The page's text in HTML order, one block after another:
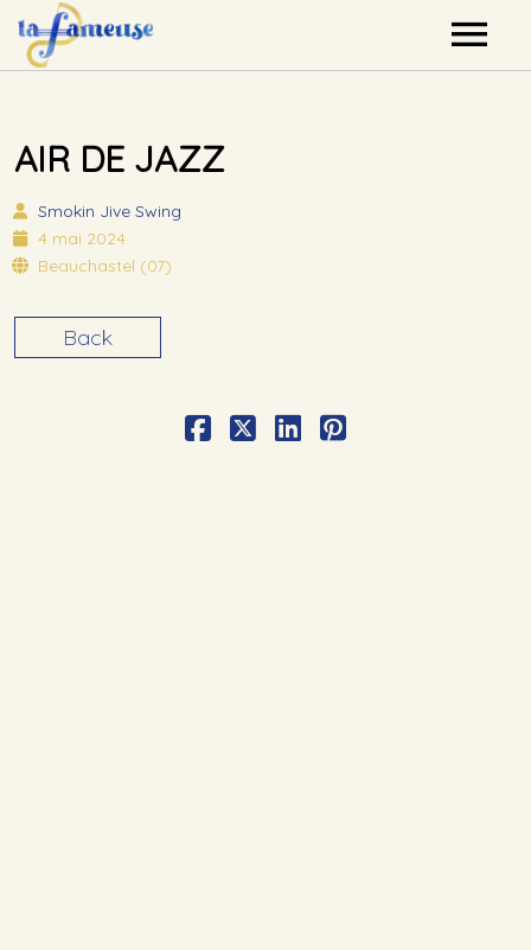
Agenda
AIR DE JAZZ
Smokin Jive Swing
4 mai 2024
Beauchastel (07)
Back